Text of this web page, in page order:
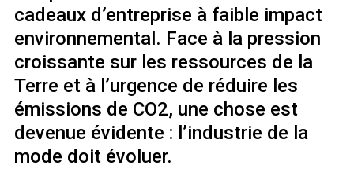
cadeaux d’entreprise à faible impact
environnemental. Face à la pression
croissante sur les ressources de la
Terre et à l’urgence de réduire les
émissions de CO2, une chose est
devenue évidente : l’industrie de la
mode doit évoluer.